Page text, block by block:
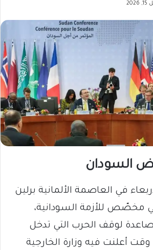
السودان
في العاصمة الألمانية برلين
مخصّص للأزمة السودانية،
لوقف الحرب التي تدخل
وقت أعلنت فيه وزارة الخارجية